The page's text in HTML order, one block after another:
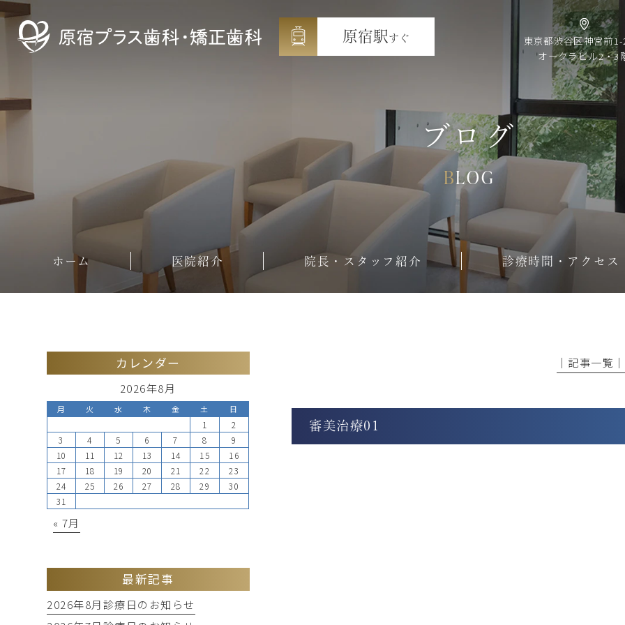
原宿駅 すぐ
東京都渋谷区神宮前
オークラビル2・3
ブログ
BLOG
ホーム 医院紹介 院長・スタッフ紹介 診療時間・アクセス
│記事一覧│
審美治療01
カレンダー
2026年8月
月 火 水 木 金 土 日
1
2
3
4 5 6 7 8
9
10
11 12 13 14 15
16
17
18 19 20 21 22
23
24
25 26 27 28 29
30
31
« 7月
最新記事
2026年8月診療日のお知らせ